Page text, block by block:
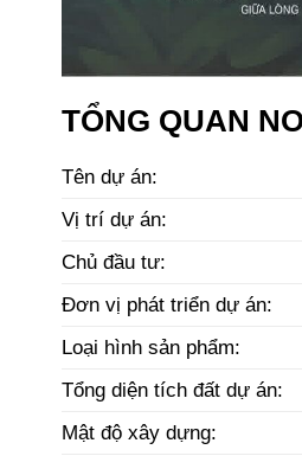
TỔNG QUAN
Tên dự án:
Vị trí dự án:
Chủ đầu tư:
Đơn vị phát triển dự án:
Loại hình sản phẩm:
Tổng diện tích đất dự án:
Mật độ xây dựng: